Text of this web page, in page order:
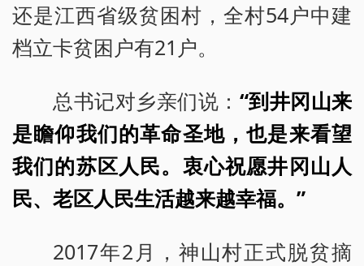
还是江西省级贫困村，全村54户中建
档立卡贫困户有21户。
总书记对乡亲们说： “到井冈山来
是瞻仰我们的革命圣地，也是来看望
我们的苏区人民。衷心祝愿井冈山人
民、老区人民生活越来越幸福。”
2017年2月，神山村正式脱贫摘